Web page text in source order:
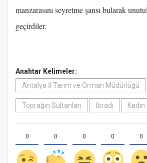
manzarasını seyretme şansı bularak
geçirdiler.
Anahtar Kelimeler:
Antalya İl Tarım ve Orman Müdürlüğü
Toprağın Sultanları İbradı
0 0 0 0 0